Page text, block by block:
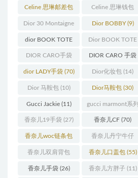
(12) (10)
Celine 思琳邮差包
(13)
Celine 思琳钱包
(10)
Dior 30 Montaigne
蒙田(31)
Dior BOBBY(9)
dior BOOK TOTE
(12)
Dior BOOK TOTE
手袋(163)
DIOR CARO手袋
(11)
DIOR CARO 手袋
(31)
dior LADY手袋(70) Dior化妆包 (14)
Dior 马鞍包(10) Dior马鞍包 (30)
Gucci Jackie(11) gucci marmont系列
(19)
香奈儿19手袋 (27) 香奈儿CF (70)
香奈儿woc链条包
(11)
香奈儿丹宁牛仔
(12)
香奈儿双肩背包
(13)
香奈儿口盖包(55)
香奈儿手袋(26) 香奈儿方胖子(11)